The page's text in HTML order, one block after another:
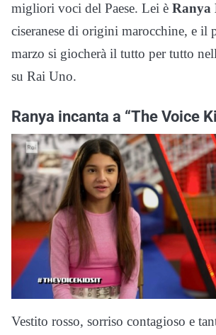
migliori voci del Paese. Lei è Ranya
ciseranese di origini marocchine, e il
marzo si giocherà il tutto per tutto
su Rai Uno.
Ranya incanta a “The Voice
Vestito rosso, sorriso contagioso e